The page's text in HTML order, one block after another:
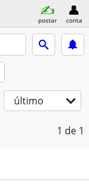
postar conta
último
1 de 1